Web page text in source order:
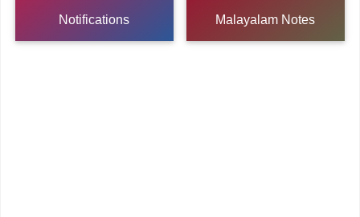
Notifications Malayalam Notes